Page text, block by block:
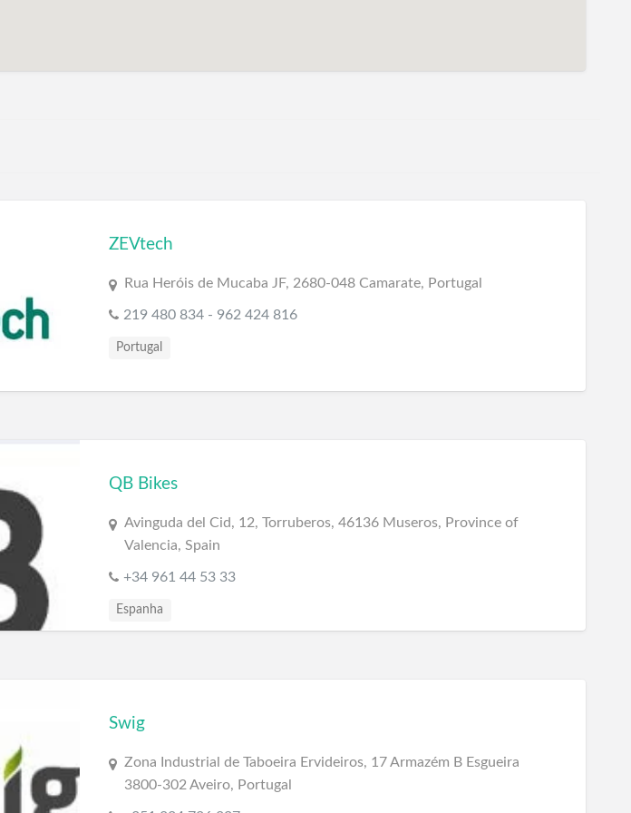
ZEVtech
Rua Heróis de Mucaba JF, 2680-048 Camarate, Portugal
219 480 834 - 962 424 816
Portugal
QB Bikes
Avinguda del Cid, 12, Torruberos, 46136 Museros, Province of
Valencia, Spain
+34 961 44 53 33
Espanha
Swig
Zona Industrial de Taboeira Ervideiros, 17 Armazém B Esgueira
3800-302 Aveiro, Portugal